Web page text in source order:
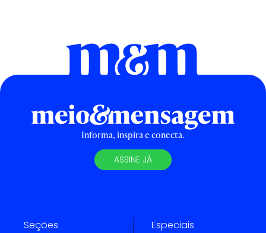
Informa, inspira e conecta.
ASSINE JÁ
Seções Especiais